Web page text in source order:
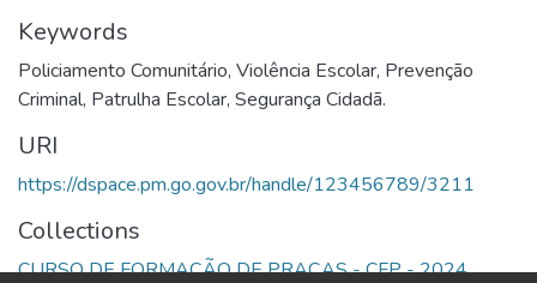
Keywords
Policiamento Comunitário, Violência Escolar, Prevenção
Criminal, Patrulha Escolar, Segurança Cidadã.
URI
https://dspace.pm.go.gov.br/handle/123456789/3211
Collections
CURSO DE FORMAÇÃO DE PRAÇAS - CFP - 2024